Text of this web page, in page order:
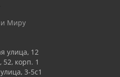
и Миру
улица, 12
корп. 1
3-5с1